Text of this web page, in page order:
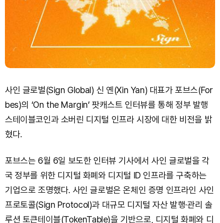
사인 글로벌(Sign Global) 신 옌(Xin Yan) 대표가 포브스(For
bes)의 ‘On the Margin’ 팟캐스트 인터뷰를 통해 정부 발행
스테이블코인과 소버린 디지털 인프라 시장에 대한 비전을 밝
혔다.
포브스는 6월 6일 보도한 인터뷰 기사에서 사인 글로벌을 각
국 정부를 위한 디지털 화폐와 디지털 ID 인프라를 구축하는
기업으로 조명했다. 사인 글로벌은 온체인 증명 인프라인 사인
프로토콜(Sign Protocol)과 대규모 디지털 자산 발행·관리 솔
루션 토큰테이블(TokenTable)을 기반으로, 디지털 화폐와 디